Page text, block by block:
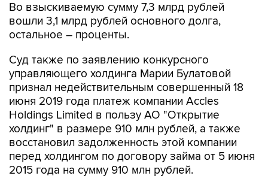
Во взыскиваемую сумму 7,3 млрд рублей
вошли 3,1 млрд рублей основного долга,
остальное – проценты.
Суд также по заявлению конкурсного
управляющего холдинга Марии Булатовой
признал недействительным совершенный 18
июня 2019 года платеж компании Accles
Holdings Limited в пользу АО "Открытие
холдинг" в размере 910 млн рублей, а также
восстановил задолженность этой компании
перед холдингом по договору займа от 5 июня
2015 года на сумму 910 млн рублей.